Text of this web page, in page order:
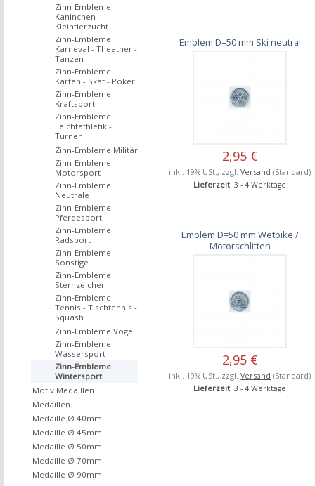
Emblem D=50 mm Ski neutral
2,95 €
inkl. 19% USt., zzgl.Versand (Standard)
Lieferzeit: 3 - 4 Werktage
Emblem D=50 mm Wetbike /
Motorschlitten
2,95 €
inkl. 19% USt., zzgl.Versand (Standard)
Lieferzeit: 3 - 4 Werktage
Zinn-Embleme
Kaninchen -
Kleintierzucht
Zinn-Embleme
Karneval - Theather -
Tanzen
Zinn-Embleme
Karten - Skat - Poker
Zinn-Embleme
Kraftsport
Zinn-Embleme
Leichtathletik -
Turnen
Zinn-Embleme Militär
Zinn-Embleme
Motorsport
Zinn-Embleme
Neutrale
Zinn-Embleme
Pferdesport
Zinn-Embleme
Radsport
Zinn-Embleme
Sonstige
Zinn-Embleme
Sternzeichen
Zinn-Embleme
Tennis - Tischtennis -
Squash
Zinn-Embleme Vögel
Zinn-Embleme
Wassersport
Zinn-Embleme
Wintersport
Motiv Medaillen
Medaillen
Medaille Ø 40mm
Medaille Ø 45mm
Medaille Ø 50mm
Medaille Ø 70mm
Medaille Ø 90mm